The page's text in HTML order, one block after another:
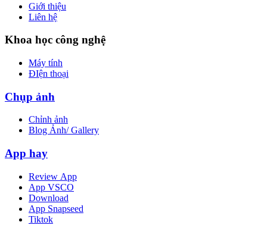
Giới thiệu
Liên hệ
Khoa học công nghệ
Máy tính
ĐIện thoại
Chụp ảnh
Chỉnh ảnh
Blog Ảnh/ Gallery
App hay
Review App
App VSCO
Download
App Snapseed
Tiktok